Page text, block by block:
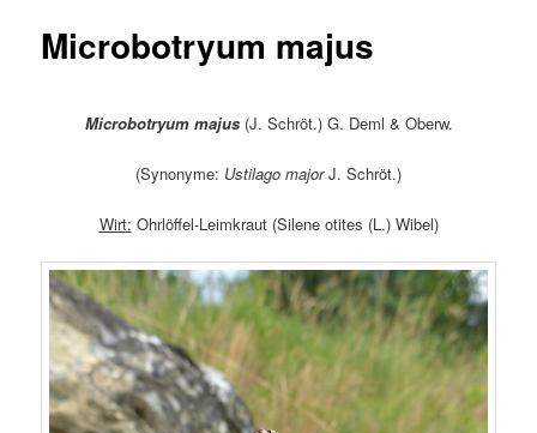
Microbotryum majus
Microbotryum majus(J. Schröt.) G. Deml & Oberw.
(Synonyme: Ustilago majorJ. Schröt.)
Wirt: Ohrlöffel-Leimkraut (Silene otites (L.) Wibel)